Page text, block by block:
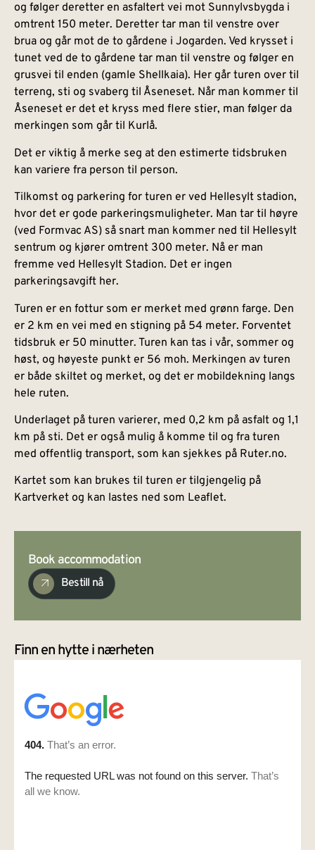
og følger deretter en asfaltert vei mot Sunnylvsbygda i
omtrent 150 meter. Deretter tar man til venstre over
brua og går mot de to gårdene i Jogarden. Ved krysset i
tunet ved de to gårdene tar man til venstre og følger en
grusvei til enden (gamle Shellkaia). Her går turen over til
terreng, sti og svaberg til Åseneset. Når man kommer til
Åseneset er det et kryss med flere stier, man følger da
merkingen som går til Kurlå.
Det er viktig å merke seg at den estimerte tidsbruken
kan variere fra person til person.
Tilkomst og parkering for turen er ved Hellesylt stadion,
hvor det er gode parkeringsmuligheter. Man tar til høyre
(ved Formvac AS) så snart man kommer ned til Hellesylt
sentrum og kjører omtrent 300 meter. Nå er man
fremme ved Hellesylt Stadion. Det er ingen
parkeringsavgift her.
Turen er en fottur som er merket med grønn farge. Den
er 2 km en vei med en stigning på 54 meter. Forventet
tidsbruk er 50 minutter. Turen kan tas i vår, sommer og
høst, og høyeste punkt er 56 moh. Merkingen av turen
er både skiltet og merket, og det er mobildekning langs
hele ruten.
Underlaget på turen varierer, med 0,2 km på asfalt og 1,1
km på sti. Det er også mulig å komme til og fra turen
med offentlig transport, som kan sjekkes på Ruter.no.
Kartet som kan brukes til turen er tilgjengelig på
Kartverket og kan lastes ned som Leaflet.
Book accommodation
Bestill nå
Finn en hytte i nærheten